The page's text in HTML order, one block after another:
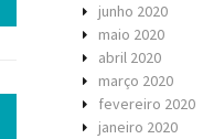
junho 2020
maio 2020
abril 2020
março 2020
fevereiro 2020
janeiro 2020